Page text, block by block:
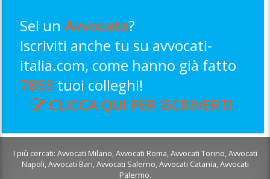
Sei unAvvocato?
Iscriviti anche tu su avvocati-
italia.com, come hanno già fatto
7853 tuoi colleghi!
CLICCA QUI PER ISCRIVERTI
I più cercati: Avvocati Milano Avvocati Roma Avvocati Torino Avvocati
Napoli Avvocati Bari Avvocati Salerno Avvocati Catania Avvocati
Palermo.